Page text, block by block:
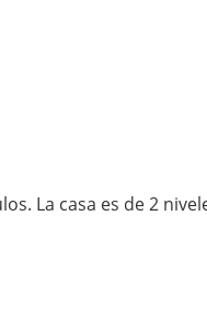
La casa es de 2